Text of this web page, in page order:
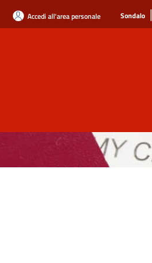
Accedi all'area personale Sondalo |